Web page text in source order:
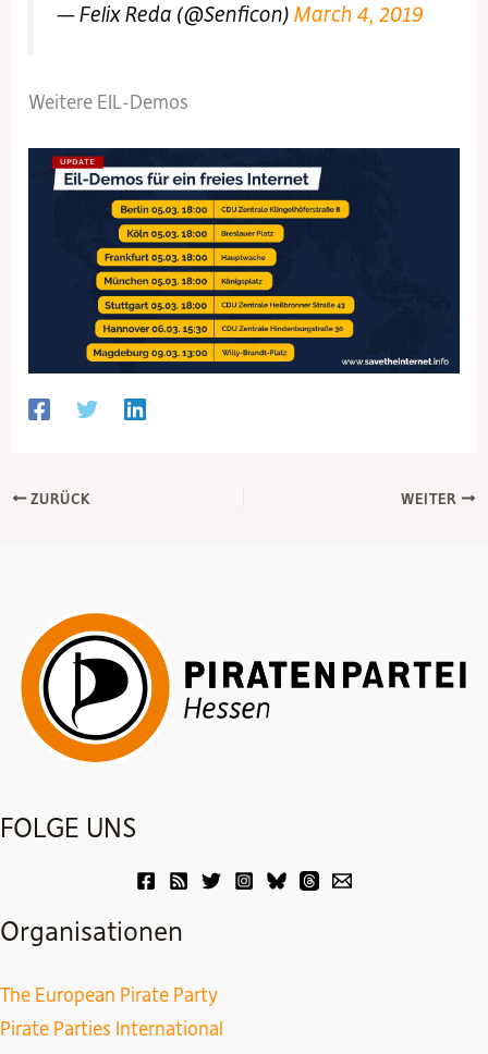
— Felix Reda (@Senficon) March 4, 2019
Weitere EIL-Demos
ZURÜCK WEITER
FOLGE UNS
Organisationen
The European Pirate Party
Pirate Parties International